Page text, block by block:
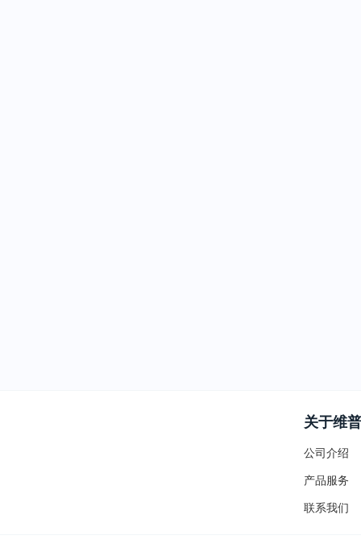
关于维普
公司介绍
产品服务
联系我们